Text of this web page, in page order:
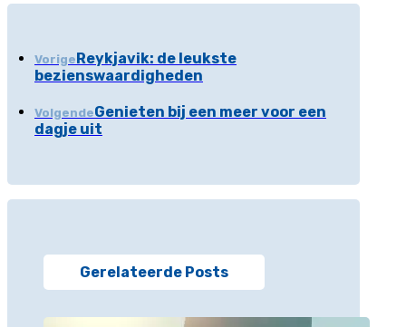
VorigeReykjavik: de leukste
bezienswaardigheden
VolgendeGenieten bij een meer voor een
dagje uit
Gerelateerde Posts